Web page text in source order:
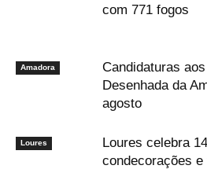
com 771 fogos
Amadora
Candidaturas
Desenhada da
agosto
Loures
Loures celebra
condecorações